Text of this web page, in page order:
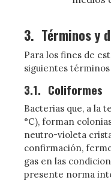
3. Términos y
Para los fines de
siguientes
3.1. Coliformes
Bacterias que, a la
°C), forman
neutro-violeta
confirmación,
gas en las
presente norma